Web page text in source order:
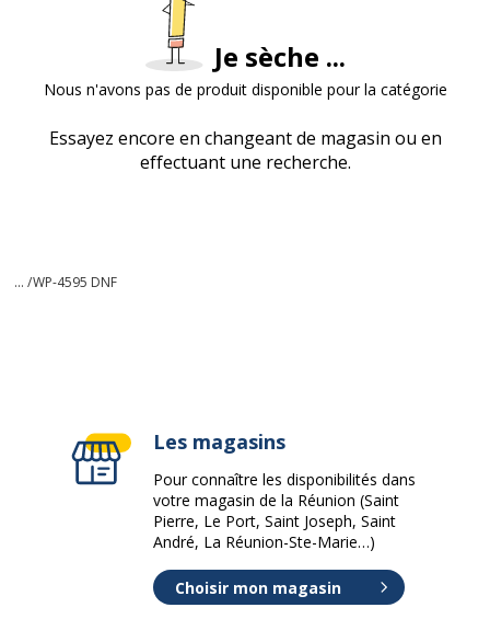
Je sèche ...
Nous n'avons pas de produit disponible pour la catégorie
Essayez encore en changeant de magasin ou en
effectuant une recherche.
... /WP-4595 DNF
Les magasins
Pour connaître les disponibilités dans
votre magasin de la Réunion (Saint
Pierre, Le Port, Saint Joseph, Saint
André, La Réunion-Ste-Marie…)
Choisir mon magasin